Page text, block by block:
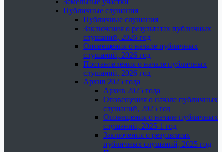
Земельные участки
Публичные слушания
Публичные слушания
Заключения о результатах публичных
слушаний, 2026 год
Оповещения о начале публичных
слушаний, 2026 год
Постановления о начале публичных
слушаний, 2026 год
Архив 2025 года
Архив 2025 года
Оповещения о начале публичных
слушаний, 2025 год
Оповещения о начале публичных
слушаний, 2025-1 год
Заключения о результатах
публичных слушаний, 2025 год